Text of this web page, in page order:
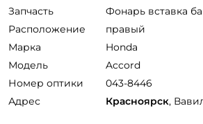
Запчасть
Фонарь вставка
Расположение
правый
Марка
Honda
Модель
Accord
Номер оптики
043-8446
Адрес
Красноярск,